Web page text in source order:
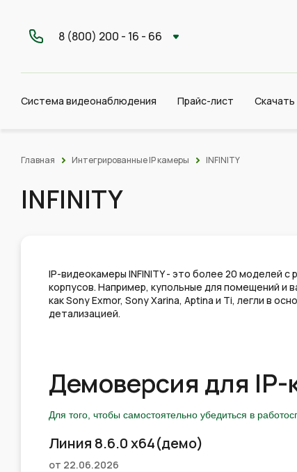
8 (800) 200 - 16 - 66
Система видеонаблюдения Прайс-лист Скачать
Главная Интегрированные IP камеры INFINITY
INFINITY
IP-видеокамеры INFINITY - это более 20 моделей
корпусов. Например, купольные для помещений и
как Sony Exmor, Sony Xarina, Aptina и Ti, легли в
детализацией.
Демоверсия для IP-
Для того, чтобы самостоятельно убедиться в
Линия 8.6.0 x64(демо)
от 22.06.2026